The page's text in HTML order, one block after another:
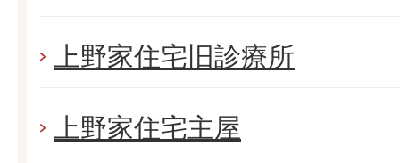
上野家住宅旧診療所
上野家住宅主屋